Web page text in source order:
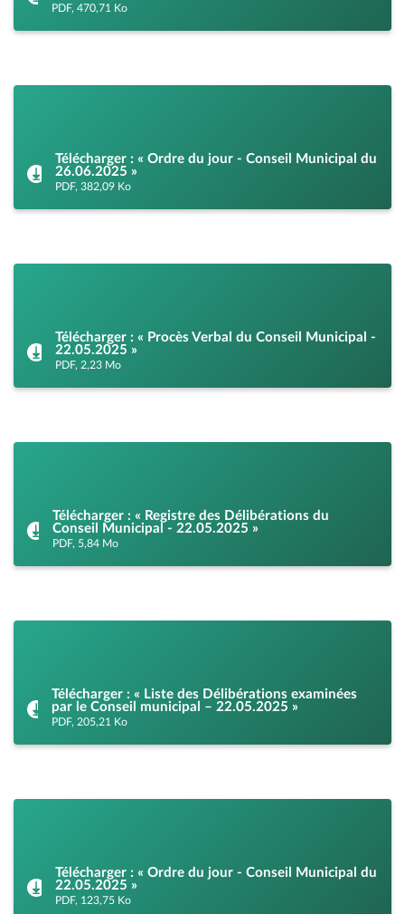
PDF, 470,71 Ko
Télécharger : « Ordre du jour - Conseil Municipal du
26.06.2025 »
PDF, 382,09 Ko
Télécharger : « Procès Verbal du Conseil Municipal -
22.05.2025 »
PDF, 2,23 Mo
Télécharger : « Registre des Délibérations du
Conseil Municipal - 22.05.2025 »
PDF, 5,84 Mo
Télécharger : « Liste des Délibérations examinées
par le Conseil municipal – 22.05.2025 »
PDF, 205,21 Ko
Télécharger : « Ordre du jour - Conseil Municipal du
22.05.2025 »
PDF, 123,75 Ko